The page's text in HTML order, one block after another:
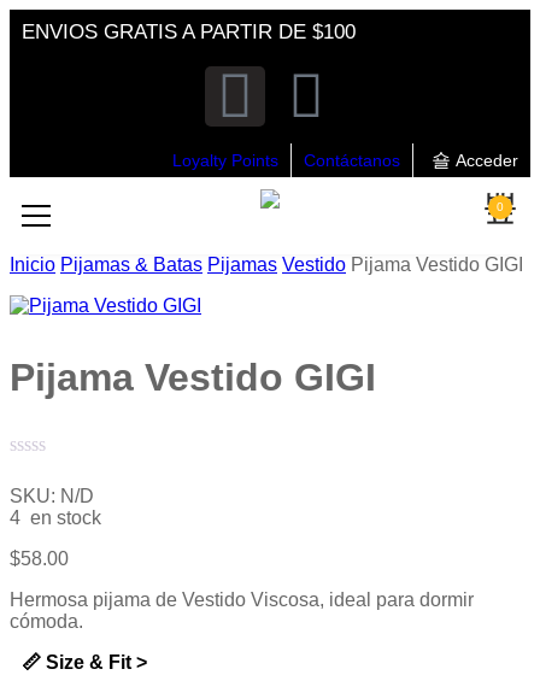
ENVIOS GRATIS A PARTIR DE $100
Loyalty Points Contáctanos Acceder
0
Inicio Pijamas & Batas Pijamas Vestido Pijama Vestido GIGI
Pijama Vestido GIGI
con
0
de
5
SKU: N/D
4 en stock
$58.00
Hermosa pijama de Vestido Viscosa, ideal para dormir
cómoda.
📏 Size & Fit >